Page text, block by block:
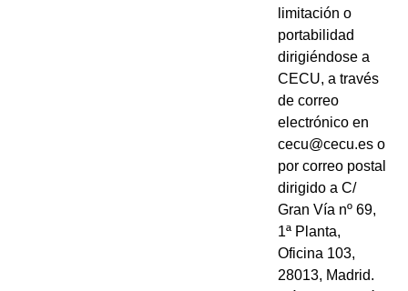
limitación o
portabilidad
dirigiéndose a
CECU, a través
de correo
electrónico en
cecu@cecu.es o
por correo postal
dirigido a C/
Gran Vía nº 69,
1ª Planta,
Oficina 103,
28013, Madrid.